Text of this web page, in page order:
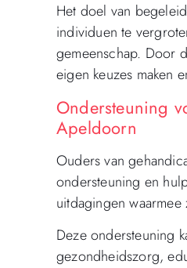
Het doel van
individuen te
gemeenschap. Door
eigen keuzes maken
Ondersteuning
Apeldoorn
Ouders van
ondersteuning en
uitdagingen
Deze ondersteuning
gezondheidszorg,